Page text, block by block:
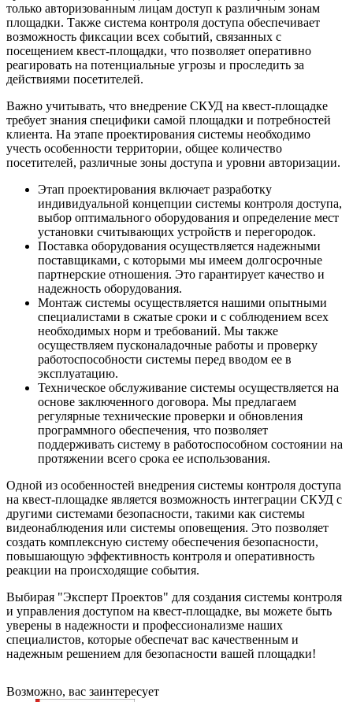
только авторизованным лицам доступ к различным зонам
площадки. Также система контроля доступа обеспечивает
возможность фиксации всех событий, связанных с
посещением квест-площадки, что позволяет оперативно
реагировать на потенциальные угрозы и проследить за
действиями посетителей.
Важно учитывать, что внедрение СКУД на квест-площадке
требует знания специфики самой площадки и потребностей
клиента. На этапе проектирования системы необходимо
учесть особенности территории, общее количество
посетителей, различные зоны доступа и уровни авторизации.
Этап проектирования включает разработку
индивидуальной концепции системы контроля доступа,
выбор оптимального оборудования и определение мест
установки считывающих устройств и перегородок.
Поставка оборудования осуществляется надежными
поставщиками, с которыми мы имеем долгосрочные
партнерские отношения. Это гарантирует качество и
надежность оборудования.
Монтаж системы осуществляется нашими опытными
специалистами в сжатые сроки и с соблюдением всех
необходимых норм и требований. Мы также
осуществляем пусконаладочные работы и проверку
работоспособности системы перед вводом ее в
эксплуатацию.
Техническое обслуживание системы осуществляется на
основе заключенного договора. Мы предлагаем
регулярные технические проверки и обновления
программного обеспечения, что позволяет
поддерживать систему в работоспособном состоянии на
протяжении всего срока ее использования.
Одной из особенностей внедрения системы контроля доступа
на квест-площадке является возможность интеграции СКУД с
другими системами безопасности, такими как системы
видеонаблюдения или системы оповещения. Это позволяет
создать комплексную систему обеспечения безопасности,
повышающую эффективность контроля и оперативность
реакции на происходящие события.
Выбирая "Эксперт Проектов" для создания системы контроля
и управления доступом на квест-площадке, вы можете быть
уверены в надежности и профессионализме наших
специалистов, которые обеспечат вас качественным и
надежным решением для безопасности вашей площадки!
Возможно, вас заинтересует